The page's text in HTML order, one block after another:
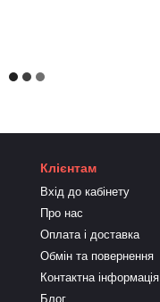
Клієнтам
Вхід до кабінету
Про нас
Оплата і доставка
Обмін та повернення
Контактна інформація
Блог